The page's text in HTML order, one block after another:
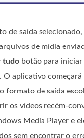
de saída selecionado,
de mídia
tudo botão para iniciar
O aplicativo
formato de saída
os vídeos recém-
Media Player e
sem encontrar o